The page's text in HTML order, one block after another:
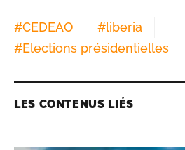
#CEDEAO #liberia
#Elections présidentielles
LES CONTENUS LIÉS